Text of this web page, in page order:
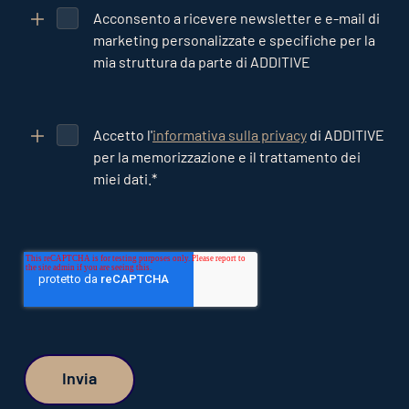
Acconsento a ricevere newsletter e e-mail di
marketing personalizzate e specifiche per la
mia struttura da parte di ADDITIVE
Accetto l'informativa sulla privacydi ADDITIVE
per la memorizzazione e il trattamento dei
miei dati. *